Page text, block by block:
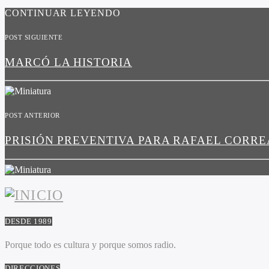
CONTINUAR LEYENDO
POST SIGUIENTE
MARCÓ LA HISTORIA
POST ANTERIOR
PRISIÓN PREVENTIVA PARA RAFAEL
DESDE 1989
Porque todo es cultura y porque somos radio.